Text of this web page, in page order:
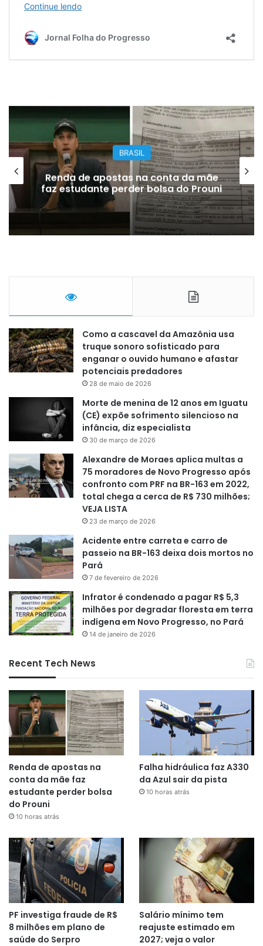
BRASIL
Renda de apostas na conta da mãe
faz estudante perder bolsa do Prouni
Como a cascavel da Amazônia usa
truque sonoro sofisticado para
enganar o ouvido humano e afastar
potenciais predadores
28 de maio de 2026
Morte de menina de 12 anos em Iguatu
(CE) expõe sofrimento silencioso na
infância, diz especialista
30 de março de 2026
Alexandre de Moraes aplica multas a
75 moradores de Novo Progresso após
confronto com PRF na BR-163 em 2022,
total chega a cerca de R$ 730 milhões;
VEJA LISTA
23 de março de 2026
Acidente entre carreta e carro de
passeio na BR-163 deixa dois mortos no
Pará
7 de fevereiro de 2026
Infrator é condenado a pagar R$ 5,3
milhões por degradar floresta em terra
indígena em Novo Progresso, no Pará
14 de janeiro de 2026
Recent Tech News
Renda de apostas na
conta da mãe faz
estudante perder bolsa
do Prouni
10 horas atrás
Falha hidráulica faz A330
da Azul sair da pista
10 horas atrás
PF investiga fraude de R$
8 milhões em plano de
saúde do Serpro
Salário mínimo tem
reajuste estimado em
2027; veja o valor